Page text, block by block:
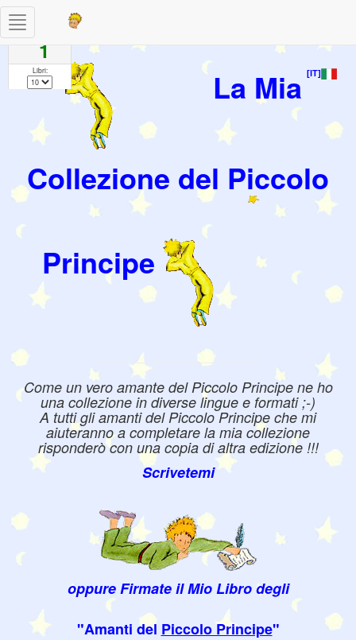
[IT]
La Mia
Collezione del Piccolo
Principe
Come un vero amante del Piccolo Principe ne ho
una collezione in diverse lingue e formati ;-)
A tutti gli amanti del Piccolo Principe che mi
aiuteranno a completare la mia collezione
risponderò con una copia di altra edizione !!!
Scrivetemi
oppure Firmate il Mio Libro degli
"Amanti del Piccolo Principe"
Toggle
navigation
Pagine
1
Libri: